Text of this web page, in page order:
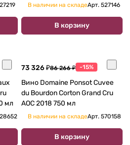
В наличии на складеАрт. 527146
В корзину
мл
73 326 ₽86 266 ₽ -15%
Вино Domaine Ponsot Cuvee
du Bourdon Corton Grand Cru
AOC 2018 750 мл
В наличии на складеАрт. 570158
В корзину